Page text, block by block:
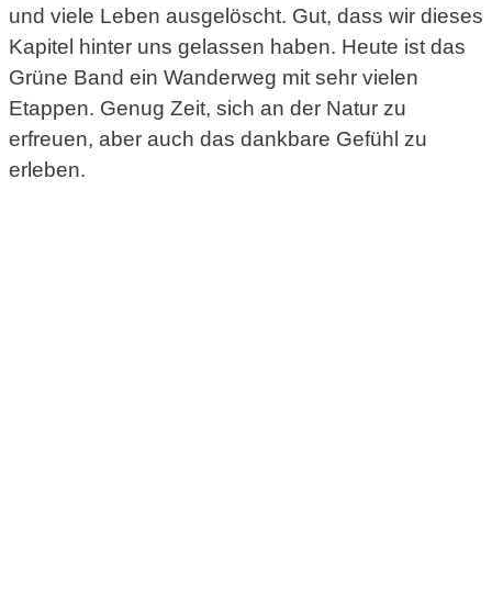
und viele Leben ausgelöscht. Gut, dass wir dieses
Kapitel hinter uns gelassen haben. Heute ist das
Grüne Band ein Wanderweg mit sehr vielen
Etappen. Genug Zeit, sich an der Natur zu
erfreuen, aber auch das dankbare Gefühl zu
erleben.